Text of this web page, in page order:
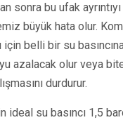
sonra bu ufak
büyük hata olur.
için belli bir su
azalacak olur veya
durdurur.
ideal su basıncı 1,5